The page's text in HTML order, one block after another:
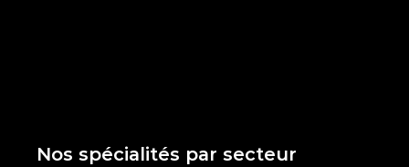
Nos spécialités par secteur